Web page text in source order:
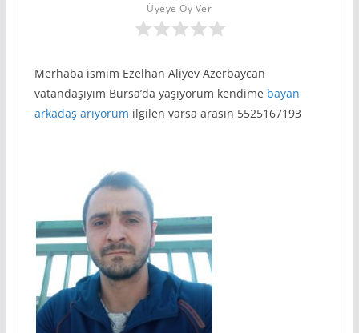
Üyeye Oy Ver
Merhaba ismim Ezelhan Aliyev Azerbaycan
vatandaşıyım Bursa’da yaşıyorum kendime bayan
arkadaş arıyorum ilgilen varsa arasın 5525167193